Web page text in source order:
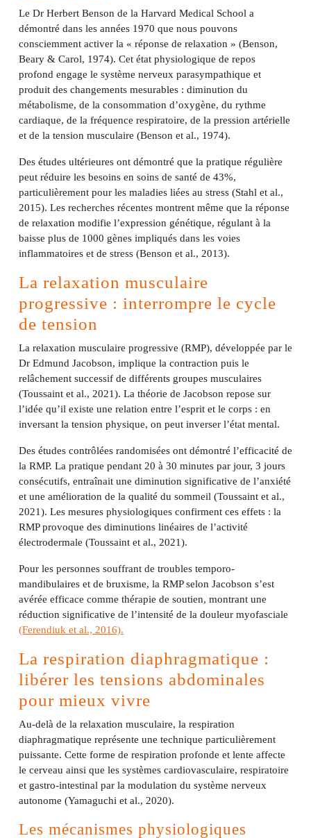
Le Dr Herbert Benson de la Harvard Medical School a
démontré dans les années 1970 que nous pouvons
consciemment activer la « réponse de relaxation » (Benson,
Beary & Carol, 1974). Cet état physiologique de repos
profond engage le système nerveux parasympathique et
produit des changements mesurables : diminution du
métabolisme, de la consommation d’oxygène, du rythme
cardiaque, de la fréquence respiratoire, de la pression artérielle
et de la tension musculaire (Benson et al., 1974).
Des études ultérieures ont démontré que la pratique régulière
peut réduire les besoins en soins de santé de 43%,
particulièrement pour les maladies liées au stress (Stahl et al.,
2015). Les recherches récentes montrent même que la réponse
de relaxation modifie l’expression génétique, régulant à la
baisse plus de 1000 gènes impliqués dans les voies
inflammatoires et de stress (Benson et al., 2013).
La relaxation musculaire
progressive : interrompre le cycle
de tension
La relaxation musculaire progressive (RMP), développée par le
Dr Edmund Jacobson, implique la contraction puis le
relâchement successif de différents groupes musculaires
(Toussaint et al., 2021). La théorie de Jacobson repose sur
l’idée qu’il existe une relation entre l’esprit et le corps : en
inversant la tension physique, on peut inverser l’état mental.
Des études contrôlées randomisées ont démontré l’efficacité de
la RMP. La pratique pendant 20 à 30 minutes par jour, 3 jours
consécutifs, entraînait une diminution significative de l’anxiété
et une amélioration de la qualité du sommeil (Toussaint et al.,
2021). Les mesures physiologiques confirment ces effets : la
RMP provoque des diminutions linéaires de l’activité
électrodermale (Toussaint et al., 2021).
Pour les personnes souffrant de troubles temporo-
mandibulaires et de bruxisme, la RMP selon Jacobson s’est
avérée efficace comme thérapie de soutien, montrant une
réduction significative de l’intensité de la douleur myofasciale
(Ferendiuk et al., 2016).
La respiration diaphragmatique :
libérer les tensions abdominales
pour mieux vivre
Au-delà de la relaxation musculaire, la respiration
diaphragmatique représente une technique particulièrement
puissante. Cette forme de respiration profonde et lente affecte
le cerveau ainsi que les systèmes cardiovasculaire, respiratoire
et gastro-intestinal par la modulation du système nerveux
autonome (Yamaguchi et al., 2020).
Les mécanismes physiologiques